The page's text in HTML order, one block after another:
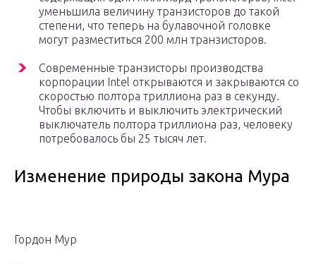
уменьшила величину транзисторов до такой
степени, что теперь на булавочной головке
могут разместиться 200 млн транзисторов.
Современные транзисторы производства
корпорации Intel открываются и закрываются со
скоростью полтора триллиона раз в секунду.
Чтобы включить и выключить электрический
выключатель полтора триллиона раз, человеку
потребовалось бы 25 тысяч лет.
Изменение природы закона Мура
Гордон Мур